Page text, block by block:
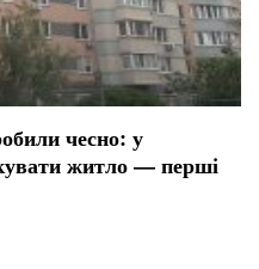
чесно: у
житло — перші